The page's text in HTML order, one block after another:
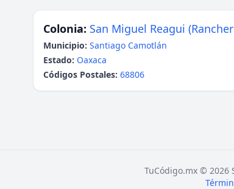
Colonia: San Miguel Reagui
Municipio: Santiago Camotlán
Estado: Oaxaca
Códigos Postales: 68806
TuCódigo.mx © 2026